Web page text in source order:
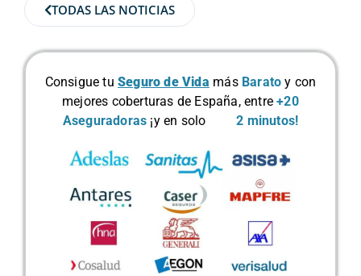
TODAS LAS NOTICIAS
Consigue tu Seguro de Vida más Barato y con
mejores coberturas de España, entre+20
Aseguradoras ¡y en solo2 minutos!